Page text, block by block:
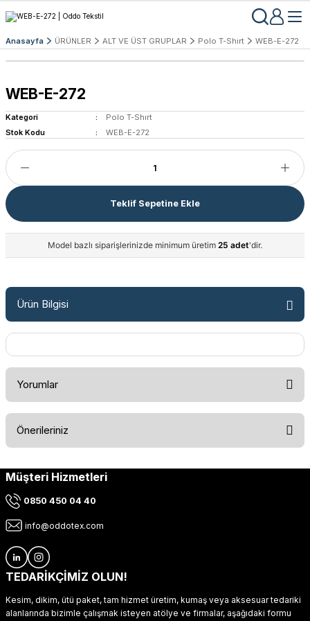
Anasayfa ÜRÜNLER ALT VE ÜST GRUPLAR Polo T-Shırt WEB-E-272
WEB-E-272
Kategori
Polo T-Shırt
Stok Kodu
WEB-E-272
Teklif Sepetine Ekle
Model bazlı siparişlerinizde minimum üretim 25 adet'dir.
Ürün Bilgisi
Yorumlar
Önerileriniz
Bu ürünün fiyat bilgisi, resim, ürün açıklamalarında ve diğer
kullanarak tarafımıza iletebilirsiniz.
Ürün resmi kalitesiz, bozuk veya görüntülenemiyor.
Ürün açıklamasında eksik bilgiler bulunuyor.
Ürün fiyatı diğer sitelerden daha pahalı.
Müşteri Hizmetleri
0850 450 04 40
info@oddotex.com
TEDARİKÇİMİZ OLUN!
Kesim, dikim, ütü paket, tam hizmet üretim, kumaş veya aksesuar tedariki
alanlarında bizimle çalışmak isteyen atölye ve firmalar, aşağıdaki formu